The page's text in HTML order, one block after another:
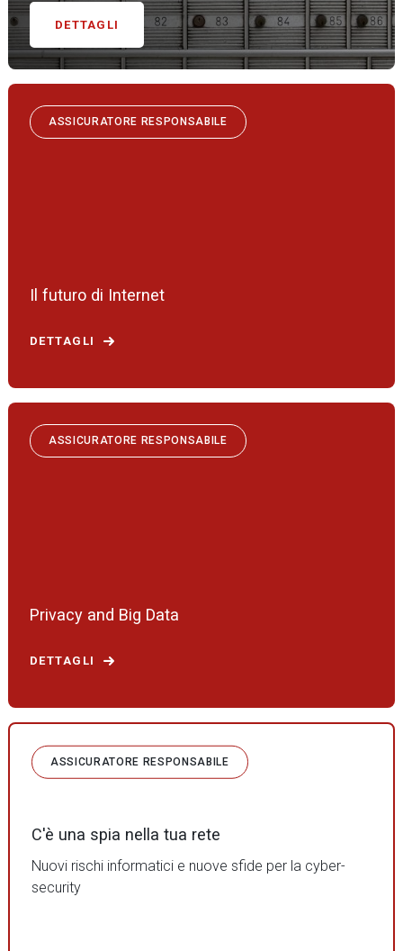
DETTAGLI
ASSICURATORE RESPONSABILE
Il futuro di Internet
DETTAGLI
ASSICURATORE RESPONSABILE
Privacy and Big Data
DETTAGLI
ASSICURATORE RESPONSABILE
C'è una spia nella tua rete
Nuovi rischi informatici e nuove sfide per la cyber-
security